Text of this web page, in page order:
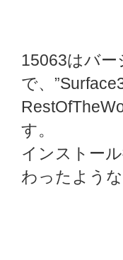
15063はバ
で、
す。
インストー
わったような